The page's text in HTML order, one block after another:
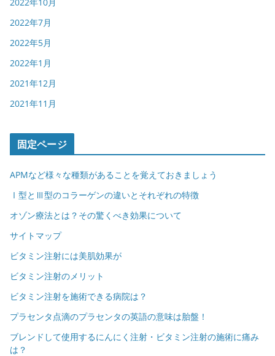
2022年7月
2022年5月
2022年1月
2021年12月
2021年11月
固定ページ
APMなど様々な種類があることを覚えておきましょう
Ⅰ型とⅢ型のコラーゲンの違いとそれぞれの特徴
オゾン療法とは？その驚くべき効果について
サイトマップ
ビタミン注射には美肌効果が
ビタミン注射のメリット
ビタミン注射を施術できる病院は？
プラセンタ点滴のプラセンタの英語の意味は胎盤！
ブレンドして使用するにんにく注射・ビタミン注射の施術に痛み
は？